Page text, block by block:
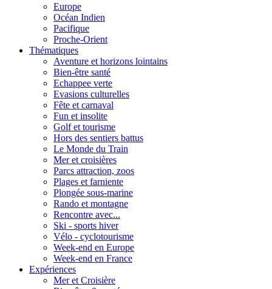
Europe
Océan Indien
Pacifique
Proche-Orient
Thématiques
Aventure et horizons lointains
Bien-être santé
Echappee verte
Evasions culturelles
Fête et carnaval
Fun et insolite
Golf et tourisme
Hors des sentiers battus
Le Monde du Train
Mer et croisières
Parcs attraction, zoos
Plages et farniente
Plongée sous-marine
Rando et montagne
Rencontre avec...
Ski - sports hiver
Vélo - cyclotourisme
Week-end en Europe
Week-end en France
Expériences
Mer et Croisière